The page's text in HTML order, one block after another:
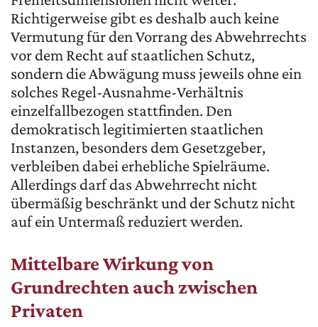
Richtigerweise gibt es deshalb auch keine
Vermutung für den Vorrang des Abwehrrechts
vor dem Recht auf staatlichen Schutz,
sondern die Abwägung muss jeweils ohne ein
solches Regel-Ausnahme-Verhältnis
einzelfallbezogen stattfinden. Den
demokratisch legitimierten staatlichen
Instanzen, besonders dem Gesetzgeber,
verbleiben dabei erhebliche Spielräume.
Allerdings darf das Abwehrrecht nicht
übermäßig beschränkt und der Schutz nicht
auf ein Untermaß reduziert werden.
Mittelbare Wirkung von
Grundrechten auch zwischen
Privaten